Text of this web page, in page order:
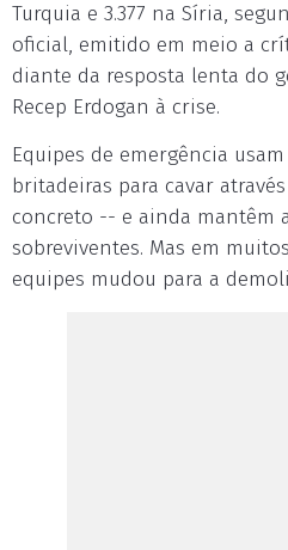
Turquia e 3.377 na Síria,
oficial, emitido em meio a
diante da resposta lenta do
Recep Erdogan à crise.
Equipes de emergência
britadeiras para cavar
concreto -- e ainda mantêm
sobreviventes. Mas em
equipes mudou para a